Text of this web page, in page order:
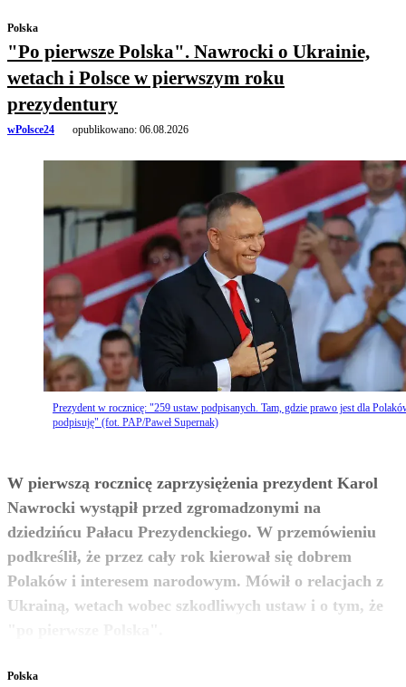
Polska
"Po pierwsze Polska". Nawrocki o Ukrainie,
wetach i Polsce w pierwszym roku
prezydentury
wPolsce24 opublikowano: 06.08.2026
Prezydent w rocznicę: "259 ustaw podpisanych. Tam, gdzie prawo jest dla
podpisuję" (fot. PAP/Paweł Supernak)
W pierwszą rocznicę zaprzysiężenia prezydent Karol
Nawrocki wystąpił przed zgromadzonymi na
dziedzińcu Pałacu Prezydenckiego. W przemówieniu
podkreślił, że przez cały rok kierował się dobrem
Polaków i interesem narodowym. Mówił o relacjach z
Ukrainą, wetach wobec szkodliwych ustaw i o tym, że
zobacz więcej
Polska